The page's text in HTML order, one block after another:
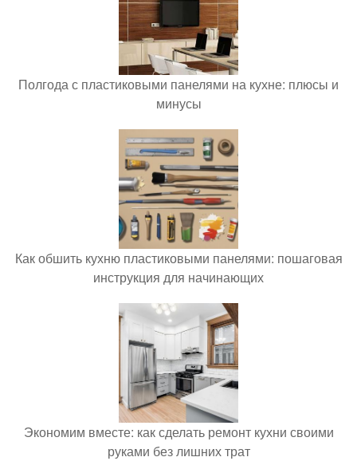
Полгода с пластиковыми панелями на кухне: плюсы и
минусы
Как обшить кухню пластиковыми панелями: пошаговая
инструкция для начинающих
Экономим вместе: как сделать ремонт кухни своими
руками без лишних трат